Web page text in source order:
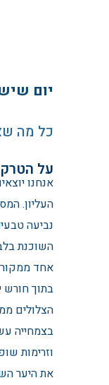
יום
כל מה
על הטרק
אנחנו
העליון.
נביעה
השוכנת
אחד
בתוך חורש
הצלולים
בצמחייה
וזרימות
את היער